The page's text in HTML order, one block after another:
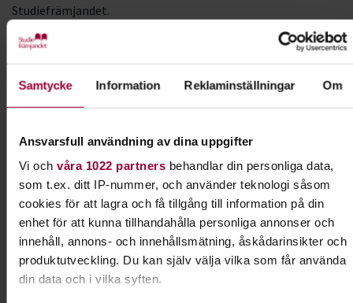
Samtycke Information Reklaminställningar Om
Ansvarsfull användning av dina uppgifter
Vi och våra 1022 partnersbehandlar din personliga data,
som t.ex. ditt IP-nummer, och använder teknologi såsom
cookies för att lagra och få tillgång till information på din
enhet för att kunna tillhandahålla personliga annonser och
innehåll, annons- och innehållsmätning, åskådarinsikter och
produktutveckling. Du kan själv välja vilka som får använda
din data och i vilka syften.
Studiefrämjandet.
Replokalerna är inte utrustade, utan utrustas av bandet. Vi
har två större replokaler som med fördel delas med ett
annat band, samt två mindre replokaler som passar för ett
band.
Pris från 1313 kr/månad.
Priserna varierar beroende på storlek av lokal.
För att få tillgång till våra lokaler behöver ni starta en
studiecirkel hos Studiefrämjandet. Då kan vi även hjälpa er
andra saker som coachning, spelningar, utrustning,
seminarier m.m.